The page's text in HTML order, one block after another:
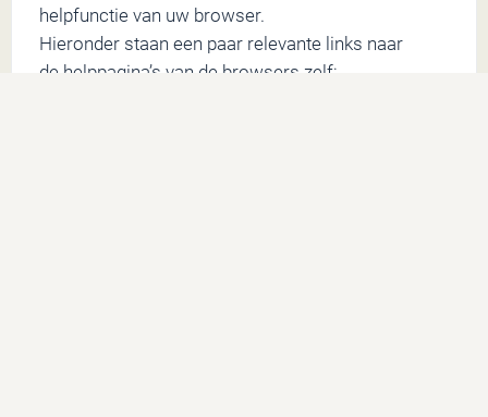
helpfunctie van uw browser.
Hieronder staan een paar relevante links naar
de helppagina’s van de browsers zelf: